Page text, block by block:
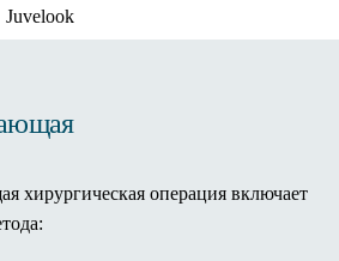
Juvelook
Ellagen
косметология
Коррекция фигуры Beautylizer
IontoSono Effect (LDM)
хирургическая операция включает